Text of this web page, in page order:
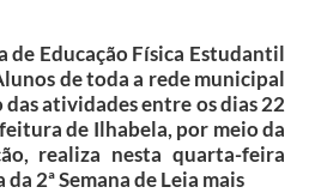
de Educação Física Estudantil
de toda a rede municipal
atividades entre os dias 22
de Ilhabela, por meio da
realiza nesta quarta-feira
2ª Semana de Leia mais